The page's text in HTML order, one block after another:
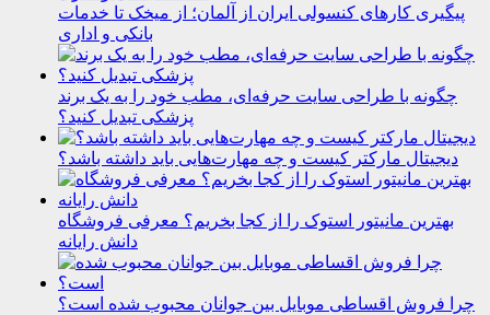
پیگیری کارهای کنسولی ایران از آلمان؛ از میخک تا خدمات
بانکی و اداری
چگونه با طراحی سایت حرفه‌ای، مطب خود را به یک برند
پزشکی تبدیل کنید؟
دیجیتال مارکتر کیست و چه مهارت‌هایی باید داشته باشد؟
بهترین مانیتور استوک را از کجا بخریم؟ معرفی فروشگاه
دانش رایانه
چرا فروش اقساطی موبایل بین جوانان محبوب شده است؟